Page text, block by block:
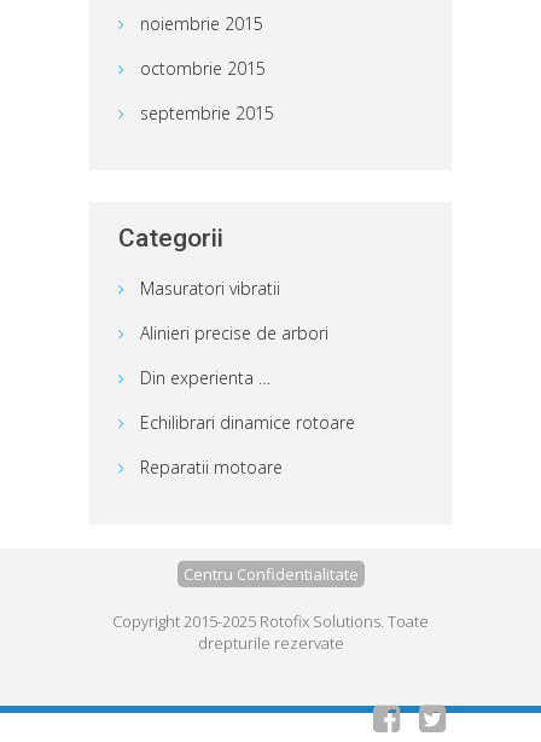
noiembrie 2015
octombrie 2015
septembrie 2015
Categorii
Masuratori vibratii
Alinieri precise de arbori
Din experienta …
Echilibrari dinamice rotoare
Reparatii motoare
Centru Confidentialitate
Copyright 2015-2025 Rotofix Solutions. Toate
drepturile rezervate
 